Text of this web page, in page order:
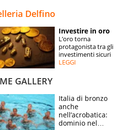
SPECIALI
ESPERTI
Delfino
Investire in oro
L’oro torna
protagonista tra gli
investimenti sicuri
LEGGI
GALLERY
Italia di bronzo
anche
nell’acrobatica:
dominio nel